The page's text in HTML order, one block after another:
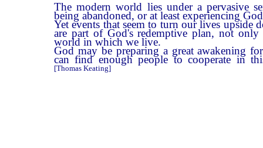
The modern world lies under a pervasive
being abandoned, or at least experiencing
Yet events that seem to turn our lives upside
are part of God's redemptive plan, not
world in which we live.
God may be preparing a great awakening
can find enough people to cooperate in
[Thomas Keating]